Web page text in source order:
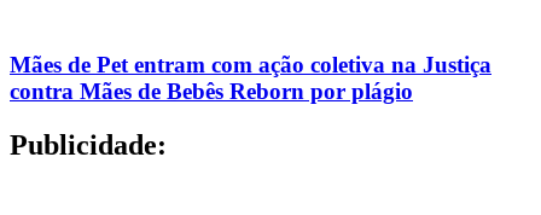
Mães de Pet entram com ação coletiva na Justiça
contra Mães de Bebês Reborn por plágio
Publicidade: